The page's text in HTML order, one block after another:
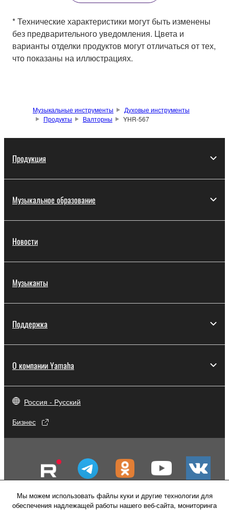
* Технические характеристики могут быть изменены
без предварительного уведомления. Цвета и
варианты отделки продуктов могут отличаться от тех,
что показаны на иллюстрациях.
Музыкальные инструменты
Духовые инструменты
Продукты
Валторны YHR-567
Продукция
Музыкальное образование
Новости
Музыканты
Поддержка
О компании Yamaha
Россия - Русский
Бизнес
Мы можем использовать файлы куки и другие технологии для
обеспечения надлежащей работы нашего веб-сайта, мониторинга